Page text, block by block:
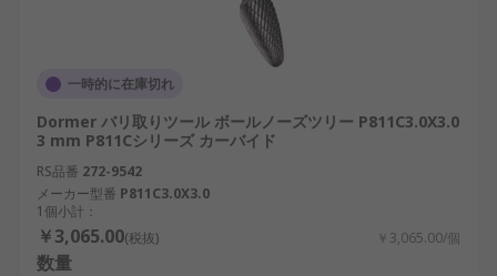
一時的に在庫切れ
Dormer バリ取りツール ボールノーズツリー P811C3.0X3.0
3 mm P811Cシリーズ カーバイド
RS品番 272-9542
メーカー型番 P811C3.0X3.0
1個小計：
￥3,065.00(税抜) ￥3,065.00/個
数量